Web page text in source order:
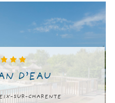
D’EAU
SUR-CHARENTE